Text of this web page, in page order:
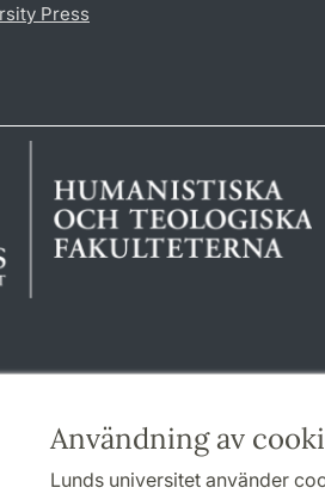
Användning av
Lunds universitet använder
Press